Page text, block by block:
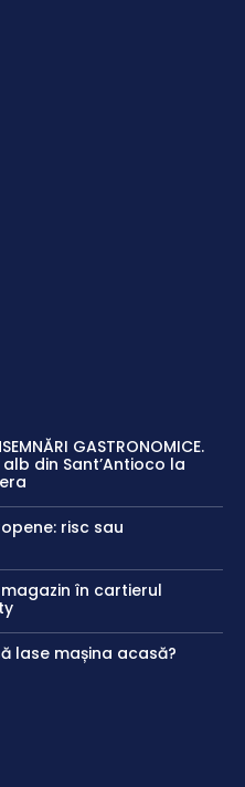
GASTRONOMICE.
din Sant’Antioco la
risc sau
în cartierul
lase mașina acasă?